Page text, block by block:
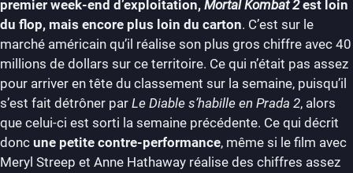
premier week-end d’exploitation, Mortal Kombat 2est loin
du flop, mais encore plus loin du carton. C’est sur le
marché américain qu’il réalise son plus gros chiffre avec 40
millions de dollars sur ce territoire. Ce qui n’était pas assez
pour arriver en tête du classement sur la semaine, puisqu’il
s’est fait détrôner par Le Diable s’habille en Prada 2, alors
que celui-ci est sorti la semaine précédente. Ce qui décrit
donc une petite contre-performance, même si le film avec
Meryl Streep et Anne Hathaway réalise des chiffres assez